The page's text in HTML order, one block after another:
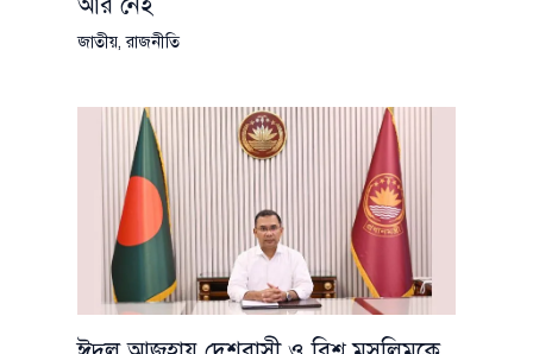
জাতীয়,রাজনীতি